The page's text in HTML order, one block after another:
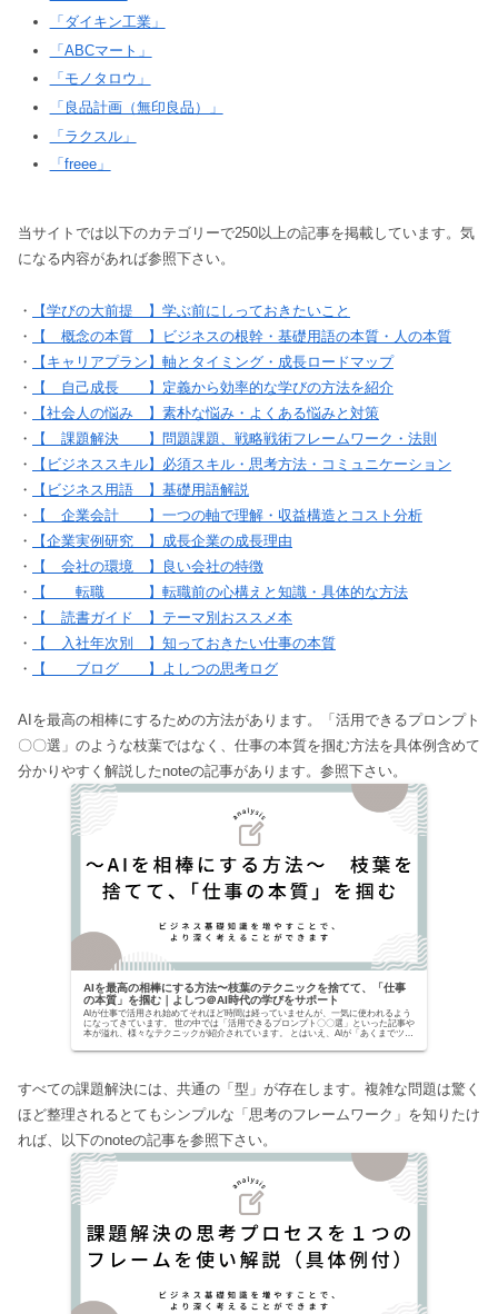
「ダイキン工業」
「ABCマート」
「モノタロウ」
「良品計画（無印良品）」
「ラクスル」
「freee」
当サイトでは以下のカテゴリーで250以上の記事を掲載しています。気
になる内容があれば参照下さい。
・
【学びの大前提 】学ぶ前にしっておきたいこと
・
【 概念の本質 】ビジネスの根幹・基礎用語の本質・人の本質
・
【キャリアプラン】軸とタイミング・成長ロードマップ
・
【 自己成長 】定義から効率的な学びの方法を紹介
・
【社会人の悩み 】素朴な悩み・よくある悩みと対策
・
【 課題解決 】問題課題、戦略戦術フレームワーク・法則
・
【ビジネススキル】必須スキル・思考方法・コミュニケーション
・
【ビジネス用語 】基礎用語解説
・
【 企業会計 】一つの軸で理解・収益構造とコスト分析
・
【企業実例研究 】成長企業の成長理由
・
【 会社の環境 】良い会社の特徴
・
【 転職 】転職前の心構えと知識・具体的な方法
・
【 読書ガイド 】テーマ別おススメ本
・
【 入社年次別 】知っておきたい仕事の本質
・
【 ブログ 】よしつの思考ログ
AIを最高の相棒にするための方法があります。「活用できるプロンプト
〇〇選」のような枝葉ではなく、仕事の本質を掴む方法を具体例含めて
分かりやすく解説したnoteの記事があります。参照下さい。
AIを最高の相棒にする方法〜枝葉のテクニックを捨てて、「仕事
の本質」を掴む｜よしつ＠AI時代の学びをサポート
AIが仕事で活用され始めてそれほど時間は経っていませんが、一気に使われるよう
になってきています。 世の中では「活用できるプロンプト〇〇選」といった記事や
本が溢れ、様々なテクニックが紹介されています。 とはいえ、AIが「あくまでツー
すべての課題解決には、共通の「型」が存在します。複雑な問題は驚く
ほど整理されるとてもシンプルな「思考のフレームワーク」を知りたけ
れば、以下のnoteの記事を参照下さい。